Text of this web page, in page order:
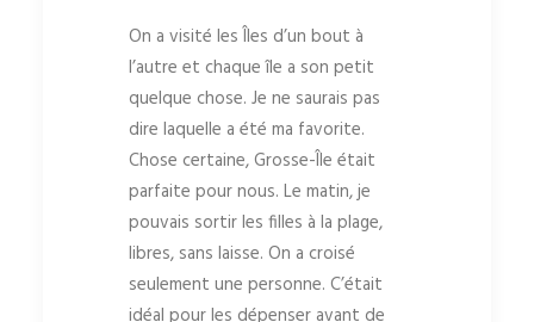
On a visité les Îles d’un bout à
l’autre et chaque île a son petit
quelque chose. Je ne saurais pas
dire laquelle a été ma favorite.
Chose certaine, Grosse-Île était
parfaite pour nous. Le matin, je
pouvais sortir les filles à la plage,
libres, sans laisse. On a croisé
seulement une personne. C’était
idéal pour les dépenser avant de